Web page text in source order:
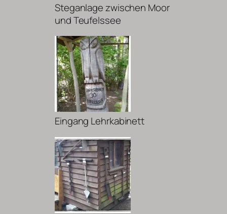
Steganlage zwischen Moor
und Teufelssee
Eingang Lehrkabinett